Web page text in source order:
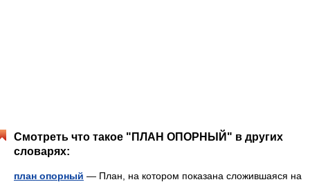
Смотреть что такое "ПЛАН ОПОРНЫЙ" в других
словарях:
план опорный — План, на котором показана сложившаяся на